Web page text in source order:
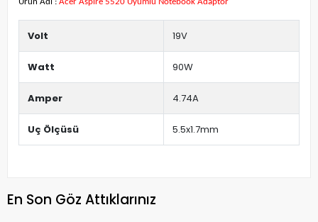
Ürün Adı : Acer Aspire 5520 Uyumlu Notebook Adaptör
Volt 19V
Watt 90W
Amper 4.74A
Uç Ölçüsü 5.5x1.7mm
En Son Göz Attıklarınız